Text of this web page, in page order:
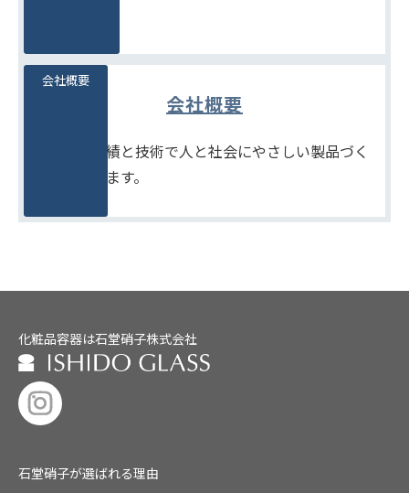
会社概要
たしかな実績と技術で人と社会にやさしい製品づく
りをめざします。
会社概要
化粧品容器は石堂硝子株式会社
石堂硝子が選ばれる理由